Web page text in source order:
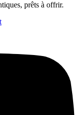
prêts à offrir.